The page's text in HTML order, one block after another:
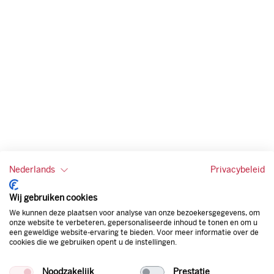
Nederlands Privacybeleid
Wij gebruiken cookies
We kunnen deze plaatsen voor analyse van onze bezoekersgegevens, om
onze website te verbeteren, gepersonaliseerde inhoud te tonen en om u
een geweldige website-ervaring te bieden. Voor meer informatie over de
cookies die we gebruiken opent u de instellingen.
Noodzakelijk Prestatie